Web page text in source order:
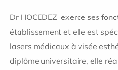
Dr HOCEDEZ exerce ses
établissement et elle est
lasers médicaux à visée
diplôme universitaire, elle